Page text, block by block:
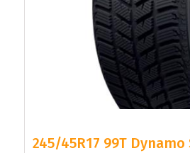
245/45R17 99T Dynamo